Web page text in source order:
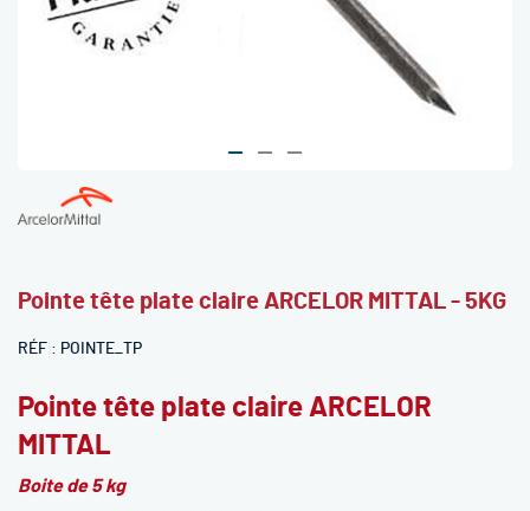
Pointe tête plate claire ARCELOR MITTAL - 5KG
RÉF POINTE_TP
Pointe tête plate claire ARCELOR
MITTAL
Boite de 5 kg
Skip
of
the
images